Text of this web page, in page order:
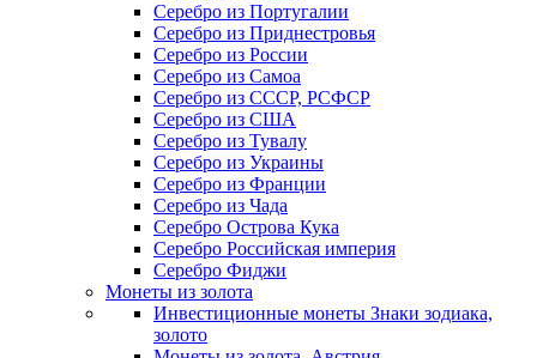
Серебро из Португалии
Серебро из Приднестровья
Серебро из России
Серебро из Самоа
Серебро из СССР, РСФСР
Серебро из США
Серебро из Тувалу
Серебро из Украины
Серебро из Франции
Серебро из Чада
Серебро Острова Кука
Серебро Российская империя
Серебро Фиджи
Монеты из золота
Инвестиционные монеты Знаки зодиака,
золото